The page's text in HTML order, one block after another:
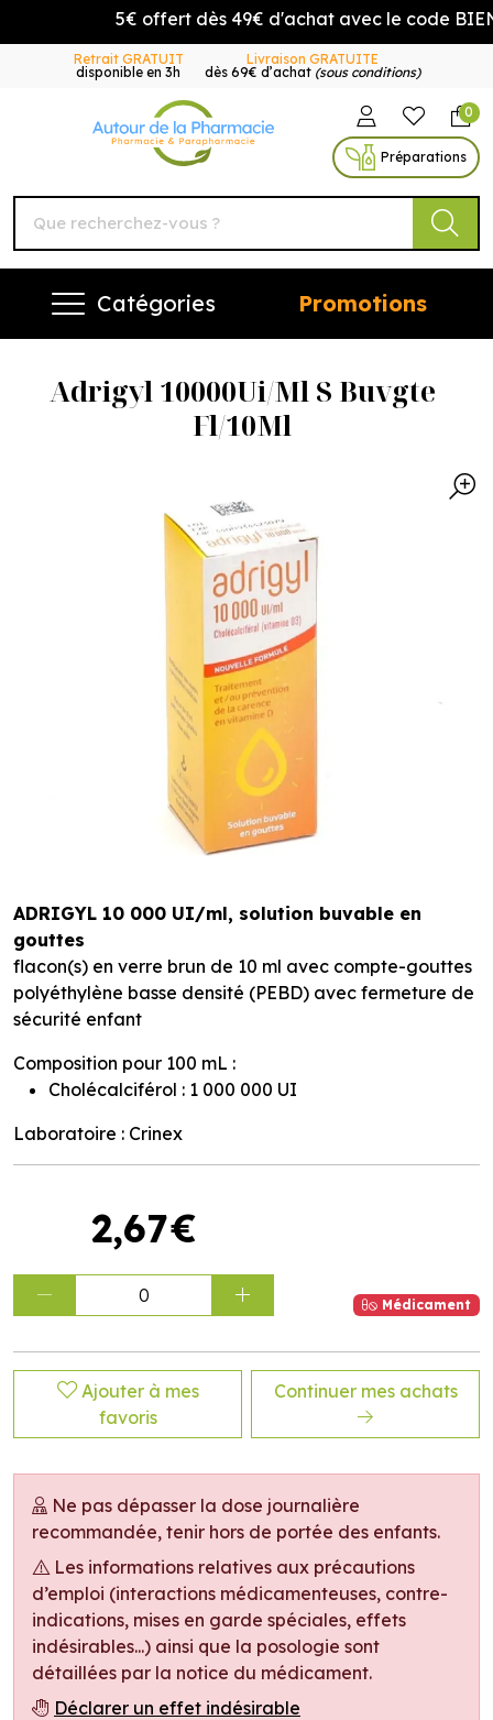
5€ offert dès 49€ d'achat avec le code
Retrait GRATUIT
disponible en 3h
Livraison GRATUITE
dès 69€ d’achat (sous conditions)
Autour de la Pharmacie
0
Préparations
Catégories Promotions
Adrigyl 10000Ui/Ml S Buvgte
Fl/10Ml
ADRIGYL 10 000 UI/ml, solution buvable en
gouttes
flacon(s) en verre brun de 10 ml avec compte-gouttes
polyéthylène basse densité (PEBD) avec fermeture de
sécurité enfant
Composition pour 100 mL :
Cholécalciférol : 1 000 000 UI
Laboratoire : Crinex
2,67€
0 Médicament
Ajouter à mes
favoris
Continuer mes achats
Ne pas dépasser la dose journalière
recommandée, tenir hors de portée des enfants.
Les informations relatives aux précautions
d’emploi (interactions médicamenteuses, contre-
indications, mises en garde spéciales, effets
indésirables...) ainsi que la posologie sont
détaillées par la notice du médicament.
Déclarer un effet indésirable